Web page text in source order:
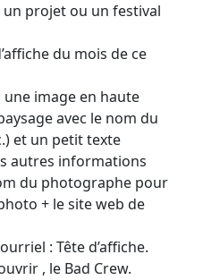
projet ou un festival
du mois de ce
image en haute
avec le nom du
et un petit texte
autres informations
du photographe pour
+ le site web de
: Tête d’affiche.
, le Bad Crew.